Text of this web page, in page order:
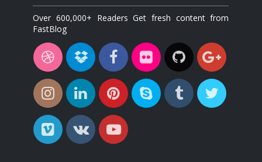
Over 600,000+ Readers Get fresh content from
FastBlog